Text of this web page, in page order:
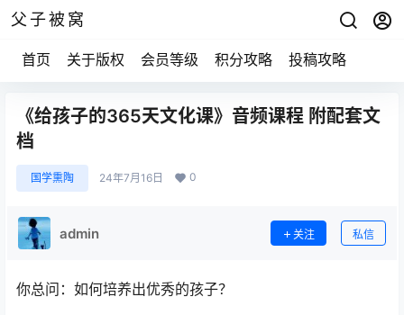
父子被窝
首页 关于版权 会员等级 积分攻略 投稿攻略
《给孩子的365天文化课》音频课程 附配套文
档
国学熏陶 24年7月16日 0
admin 关注 私信
你总问：如何培养出优秀的孩子？